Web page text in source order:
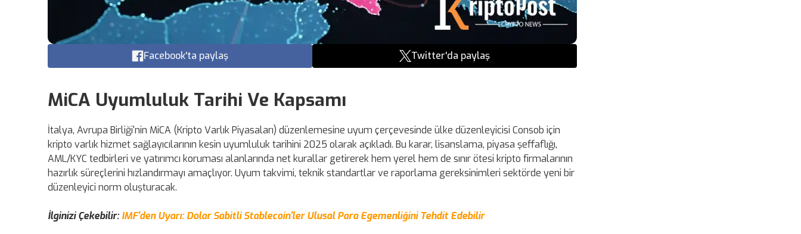
Facebook'ta paylaş Twitter'da paylaş
MiCA Uyumluluk Tarihi Ve Kapsamı
İtalya, Avrupa Birliği'nin MiCA (Kripto Varlık Piyasaları) düzenlemesine uyum çerçevesinde ülke düzenleyicisi Consob için
kripto varlık hizmet sağlayıcılarının kesin uyumluluk tarihini 2025 olarak açıkladı. Bu karar, lisanslama, piyasa şeffaflığı,
AML/KYC tedbirleri ve yatırımcı koruması alanlarında net kurallar getirerek hem yerel hem de sınır ötesi kripto firmalarının
hazırlık süreçlerini hızlandırmayı amaçlıyor. Uyum takvimi, teknik standartlar ve raporlama gereksinimleri sektörde yeni bir
düzenleyici norm oluşturacak.
İlginizi Çekebilir:IMF'den Uyarı: Dolar Sabitli Stablecoin'ler Ulusal Para Egemenliğini Tehdit Edebilir